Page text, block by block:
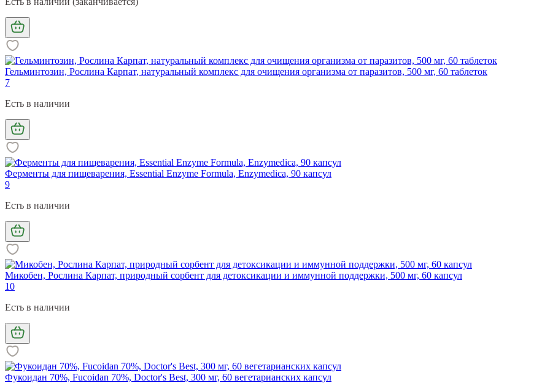
Гельминтозин, Рослина Карпат, натуральный комплекс для очищения организма от паразитов, 500 мг, 60 таблеток
7
Есть в наличии
Ферменты для пищеварения, Essential Enzyme Formula, Enzymedica, 90 капсул
9
Есть в наличии
Микобен, Рослина Карпат, природный сорбент для детоксикации и иммунной поддержки, 500 мг, 60 капсул
10
Есть в наличии
Фукоидан 70%, Fucoidan 70%, Doctor's Best, 300 мг, 60 вегетарианских капсул